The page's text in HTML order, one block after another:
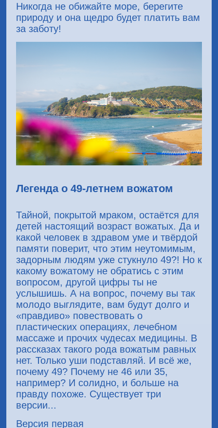
Никогда не обижайте море, берегите
природу и она щедро будет платить вам
за заботу!
Легенда о 49-летнем вожатом
Тайной, покрытой мраком, остаётся для
детей настоящий возраст вожатых. Да и
какой человек в здравом уме и твёрдой
памяти поверит, что этим неутомимым,
задорным людям уже стукнуло 49?! Но к
какому вожатому не обратись с этим
вопросом, другой цифры ты не
услышишь. А на вопрос, почему вы так
молодо выглядите, вам будут долго и
«правдиво» повествовать о
пластических операциях, лечебном
массаже и прочих чудесах медицины. В
рассказах такого рода вожатым равных
нет. Только уши подставляй. И всё же,
почему 49? Почему не 46 или 35,
например? И солидно, и больше на
правду похоже. Существует три
версии...
Версия первая